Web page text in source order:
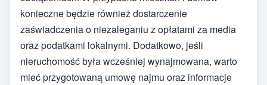
konieczne będzie również dostarczenie
zaświadczenia o niezaleganiu z opłatami za media
oraz podatkami lokalnymi. Dodatkowo, jeśli
nieruchomość była wcześniej wynajmowana, warto
mieć przygotowaną umowę najmu oraz informacje